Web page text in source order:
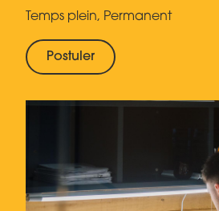
Temps plein, Permanent
Postuler